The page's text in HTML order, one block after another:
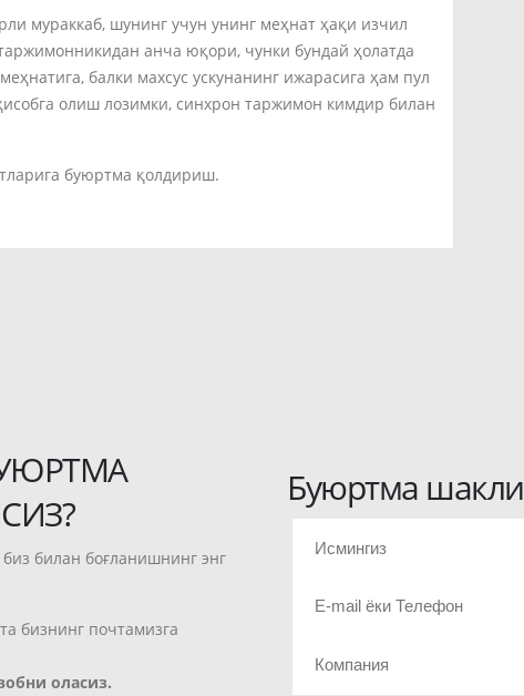
мураккаб, шунинг учун унинг меҳнат ҳақи изчил
анча юқори, чунки бундай ҳолатда
балки махсус ускунанинг ижарасига ҳам пул
олиш лозимки, синхрон таржимон кимдир билан
буюртма қолдириш.
билан боғланишнинг энг
бизнинг почтамизга
оласиз.
Буюртма шакли